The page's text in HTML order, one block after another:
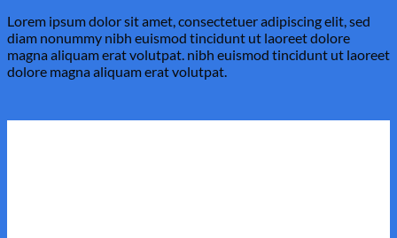
Lorem ipsum dolor sit amet, consectetuer adipiscing elit, sed
diam nonummy nibh euismod tincidunt ut laoreet dolore
magna aliquam erat volutpat. nibh euismod tincidunt ut laoreet
dolore magna aliquam erat volutpat.